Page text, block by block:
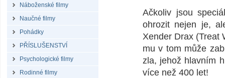
Náboženské filmy
Naučné filmy
Pohádky
PŘÍSLUŠENSTVÍ
Psychologické filmy
Rodinné filmy
Ačkoliv jsou
ohrozit nejen je,
Xender Drax (Treat
mu v tom může
zla, jehož hlavním
více než 400 let!